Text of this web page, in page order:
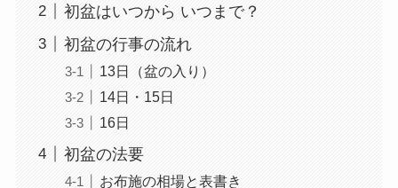
初盆はいつから いつまで？
初盆の行事の流れ
13日（盆の入り）
14日・15日
16日
初盆の法要
お布施の相場と表書き